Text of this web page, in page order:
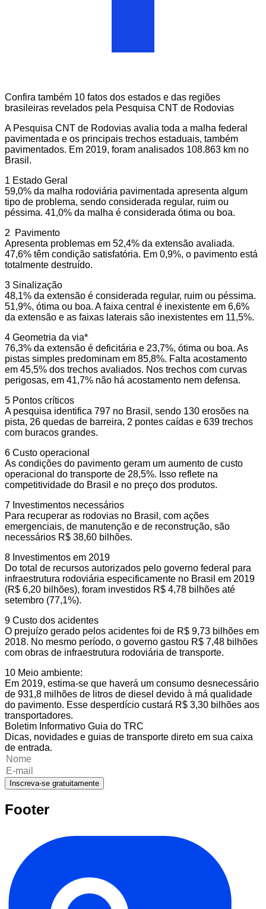
Confira também 10 fatos dos estados e das regiões
brasileiras revelados pela Pesquisa CNT de Rodovias
A Pesquisa CNT de Rodovias avalia toda a malha federal
pavimentada e os principais trechos estaduais, também
pavimentados. Em 2019, foram analisados 108.863 km no
Brasil.
1 Estado Geral
59,0% da malha rodoviária pavimentada apresenta algum
tipo de problema, sendo considerada regular, ruim ou
péssima. 41,0% da malha é considerada ótima ou boa.
2 Pavimento
Apresenta problemas em 52,4% da extensão avaliada.
47,6% têm condição satisfatória. Em 0,9%, o pavimento está
totalmente destruído.
3 Sinalização
48,1% da extensão é considerada regular, ruim ou péssima.
51,9%, ótima ou boa. A faixa central é inexistente em 6,6%
da extensão e as faixas laterais são inexistentes em 11,5%.
4 Geometria da via*
76,3% da extensão é deficitária e 23,7%, ótima ou boa. As
pistas simples predominam em 85,8%. Falta acostamento
em 45,5% dos trechos avaliados. Nos trechos com curvas
perigosas, em 41,7% não há acostamento nem defensa.
5 Pontos críticos
A pesquisa identifica 797 no Brasil, sendo 130 erosões na
pista, 26 quedas de barreira, 2 pontes caídas e 639 trechos
com buracos grandes.
6 Custo operacional
As condições do pavimento geram um aumento de custo
operacional do transporte de 28,5%. Isso reflete na
competitividade do Brasil e no preço dos produtos.
7 Investimentos necessários
Para recuperar as rodovias no Brasil, com ações
emergenciais, de manutenção e de reconstrução, são
necessários R$ 38,60 bilhões.
8 Investimentos em 2019
Do total de recursos autorizados pelo governo federal para
infraestrutura rodoviária especificamente no Brasil em 2019
(R$ 6,20 bilhões), foram investidos R$ 4,78 bilhões até
setembro (77,1%).
9 Custo dos acidentes
O prejuízo gerado pelos acidentes foi de R$ 9,73 bilhões em
2018. No mesmo período, o governo gastou R$ 7,48 bilhões
com obras de infraestrutura rodoviária de transporte.
10 Meio ambiente:
Em 2019, estima-se que haverá um consumo desnecessário
de 931,8 milhões de litros de diesel devido à má qualidade
do pavimento. Esse desperdício custará R$ 3,30 bilhões aos
transportadores.
Boletim Informativo Guia do TRC
Dicas, novidades e guias de transporte direto em sua caixa
de entrada.
Inscreva-se gratuitamente
Footer